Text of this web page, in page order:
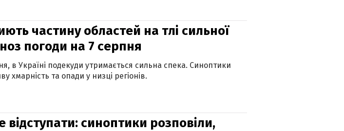
частину областей на тлі сильної
погоди на 7 серпня
в Україні подекуди утримається сильна спека. Синоптики
хмарність та опади у низці регіонів.
відступати: синоптики розповіли,